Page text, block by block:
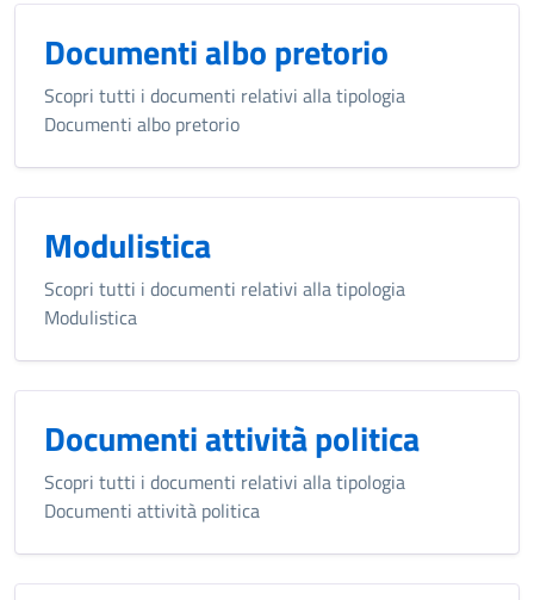
Documenti albo pretorio
Scopri tutti i documenti relativi alla tipologia
Documenti albo pretorio
Modulistica
Scopri tutti i documenti relativi alla tipologia
Modulistica
Documenti attività politica
Scopri tutti i documenti relativi alla tipologia
Documenti attività politica